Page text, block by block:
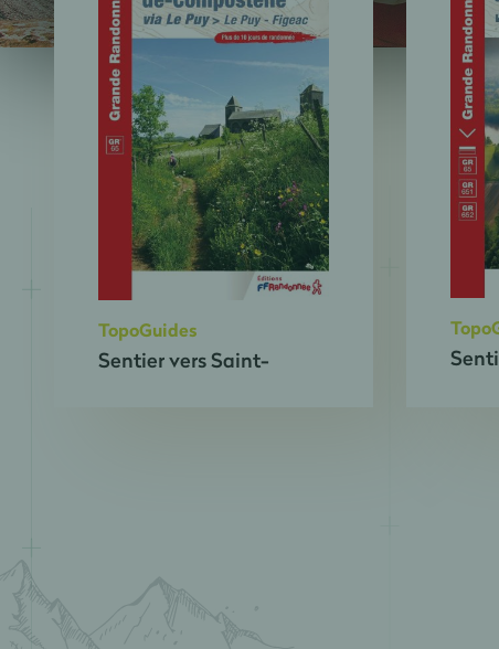
TopoGuides
Sentier vers Saint-